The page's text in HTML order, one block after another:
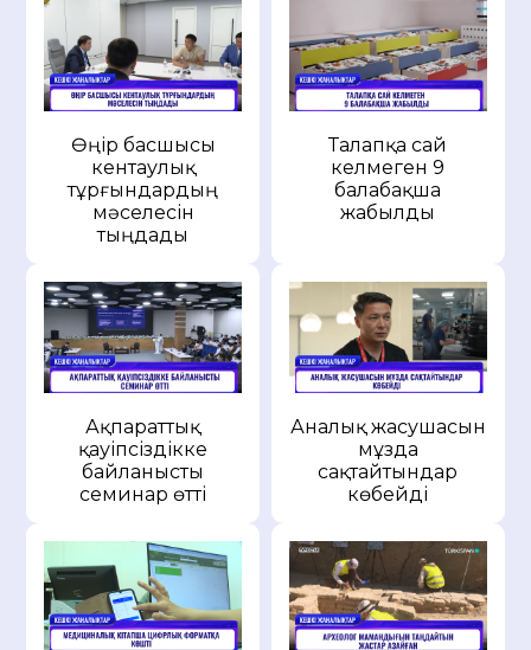
Өңір басшысы
кентаулық
тұрғындардың
мәселесін
тыңдады
Талапқа сай
келмеген 9
балабақша
жабылды
Ақпараттық
қауіпсіздікке
байланысты
семинар өтті
Аналық жасушасын
мұзда
сақтайтындар
көбейді